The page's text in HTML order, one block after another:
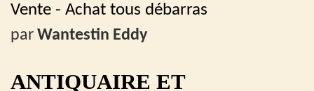
Vente - Achat tous débarras
par Wantestin Eddy
ANTIQUAIRE ET